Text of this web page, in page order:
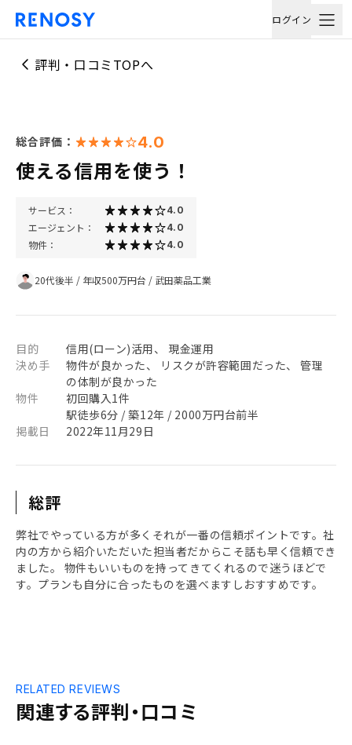
ログイン
評判・口コミTOPへ
総合評価： 4.0
使える信用を使う！
サービス： 4.0
エージェント： 4.0
物件： 4.0
20代後半 / 年収500万円台 / 武田薬品工業
目的
信用(ローン)活用、 現金運用
決め手
物件が良かった、 リスクが許容範囲だった、 管理
の体制が良かった
物件
初回購入1件
駅徒歩6分 / 築12年 / 2000万円台前半
掲載日
2022年11月29日
総評
弊社でやっている方が多くそれが一番の信頼ポイントです。社
内の方から紹介いただいた担当者だからこそ話も早く信頼でき
ました。 物件もいいものを持ってきてくれるので迷うほどで
す。プランも自分に合ったものを選べますしおすすめです。
関連する評判・口コミ
RELATED REVIEWS